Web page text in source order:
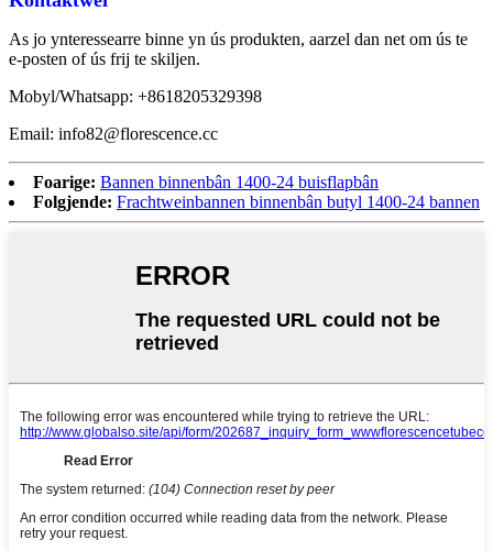
As jo ynteressearre binne yn ús produkten, aarzel dan net om ús te
e-posten of ús frij te skiljen.
Mobyl/Whatsapp: +8618205329398
Email: info82@florescence.cc
Foarige: Bannen binnenbân 1400-24 buisflapbân
Folgjende: Frachtweinbannen binnenbân butyl 1400-24 bannen